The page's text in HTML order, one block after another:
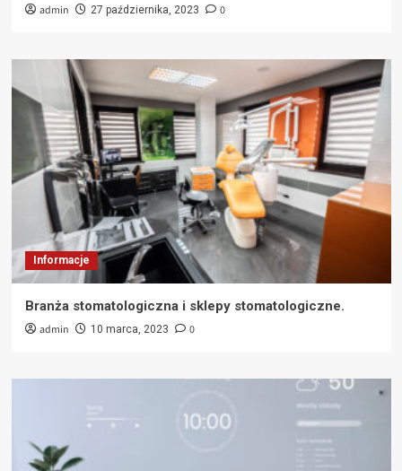
admin 27 października, 2023 0
Informacje
Branża stomatologiczna i sklepy stomatologiczne.
admin 10 marca, 2023 0